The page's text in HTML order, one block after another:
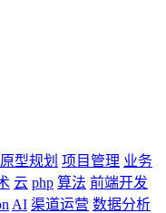
原型规划 项目管理 业务
云 php 算法 前端开发
AI 渠道运营 数据分析